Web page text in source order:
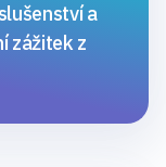
a
zážitek z